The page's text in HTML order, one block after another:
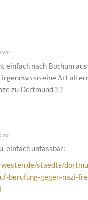
vor
einfach nach Bochum
irgendwo so eine Art
zu Dortmund ?!?
vor
einfach unfassbar:
staedte/
berufung-gegen-nazi-